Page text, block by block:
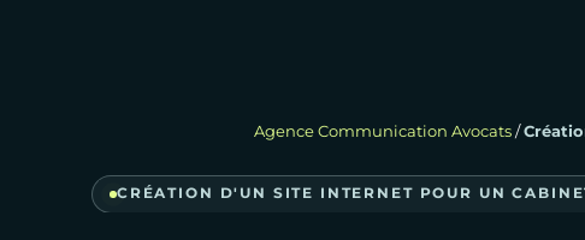
Agence Communication Avocats /
CRÉATION D'UN SITE INTERNET POUR UN